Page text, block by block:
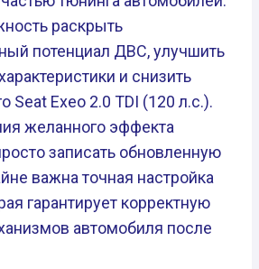
раскрыть
потенциал ДВС, улучшить
и снизить
Seat Exeo 2.0 TDI (120 л.с.).
желанного эффекта
записать обновленную
важна точная настройка
гарантирует корректную
автомобиля после